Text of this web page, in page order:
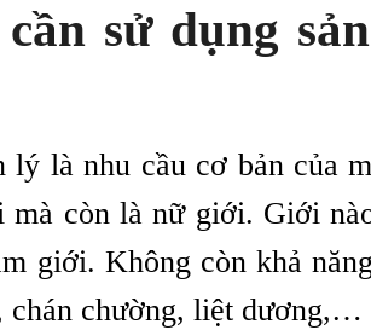
sử dụng
lý là nhu cầu cơ bản của
mà còn là nữ giới. Giới
giới. Không còn khả
chán chường, liệt dương,…